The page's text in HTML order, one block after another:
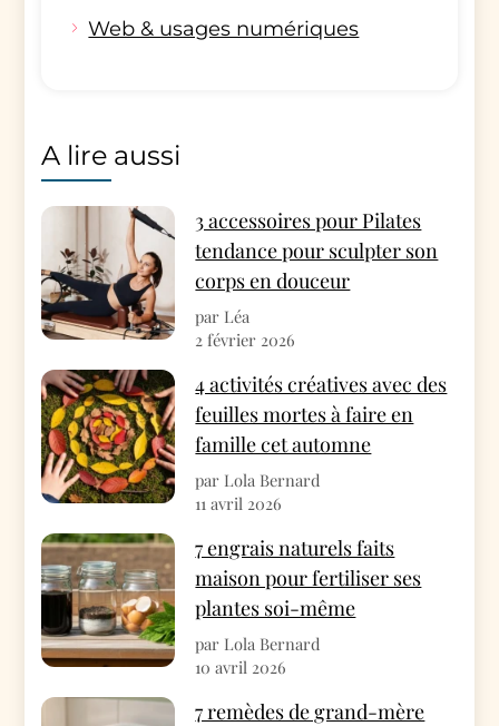
Web & usages numériques
A lire aussi
3 accessoires pour Pilates
tendance pour sculpter son
corps en douceur
par Léa
2 février 2026
4 activités créatives avec des
feuilles mortes à faire en
famille cet automne
par Lola Bernard
11 avril 2026
7 engrais naturels faits
maison pour fertiliser ses
plantes soi-même
par Lola Bernard
10 avril 2026
7 remèdes de grand-mère